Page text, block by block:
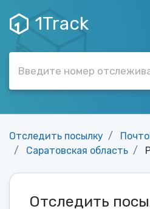
1Track
Отследить посылку
Саратовская область
Отследить